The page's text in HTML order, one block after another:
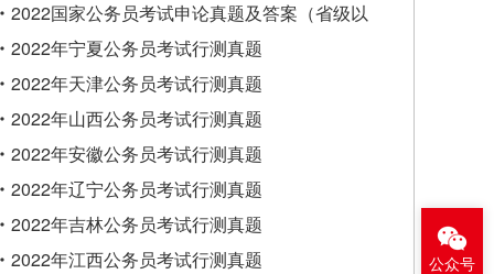
2022国家公务员考试申论真题及答案（省级以
上）
2022年宁夏公务员考试行测真题
2022年天津公务员考试行测真题
2022年山西公务员考试行测真题
2022年安徽公务员考试行测真题
2022年辽宁公务员考试行测真题
2022年吉林公务员考试行测真题
2022年江西公务员考试行测真题
公众号